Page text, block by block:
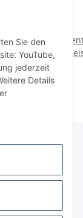
Sie den
YouTube,
jederzeit
Details
USB + 1
LINE) -